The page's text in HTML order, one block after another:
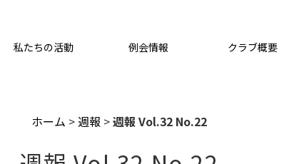
私たちの活動 例会情報 クラブ概要
ホーム > 週報 >週報 Vol.32 No.22